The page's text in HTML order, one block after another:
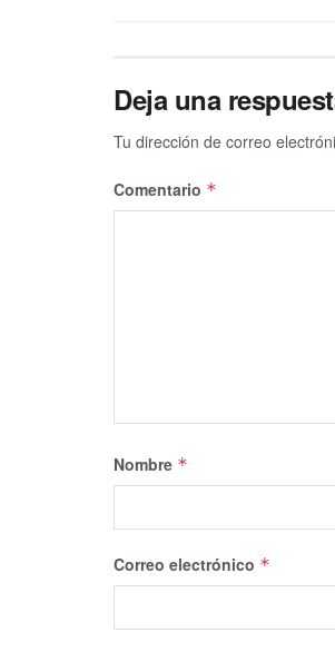
Deja una
Tu dirección de correo
Comentario *
Nombre *
Correo electrónico *